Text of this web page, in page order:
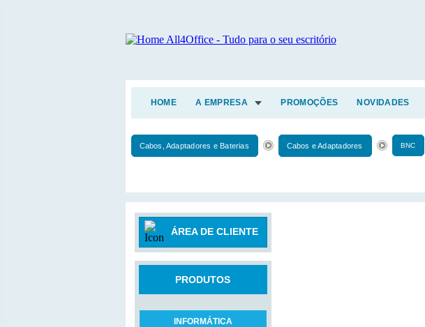
HOME A EMPRESA PROMOÇÕES NOVIDADES
Cabos, Adaptadores e Baterias Cabos e Adaptadores BNC
ÁREA DE CLIENTE
PRODUTOS
INFORMÁTICA